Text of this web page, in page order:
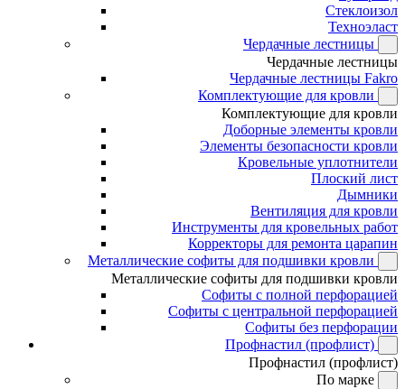
Стеклоизол
Техноэласт
Чердачные лестницы
Чердачные лестницы
Чердачные лестницы Fakro
Комплектующие для кровли
Комплектующие для кровли
Доборные элементы кровли
Элементы безопасности кровли
Кровельные уплотнители
Плоский лист
Дымники
Вентиляция для кровли
Инструменты для кровельных работ
Корректоры для ремонта царапин
Металлические софиты для подшивки кровли
Металлические софиты для подшивки кровли
Софиты с полной перфорацией
Софиты с центральной перфорацией
Софиты без перфорации
Профнастил (профлист)
Профнастил (профлист)
По марке